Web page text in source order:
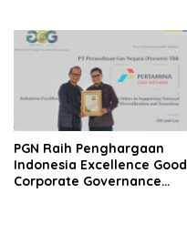
‎PGN Raih Penghargaan
Indonesia‎ Excellence Good
Corporate Governance